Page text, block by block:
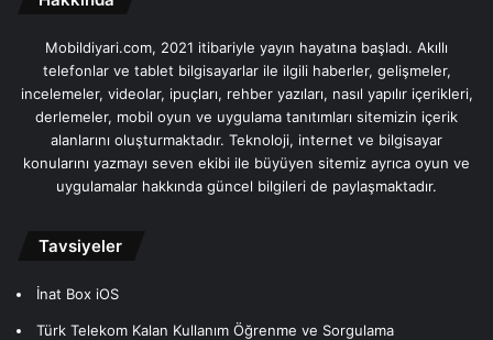
Mobildiyari.com, 2021 itibariyle yayın hayatına başladı. Akıllı
telefonlar ve tablet bilgisayarlar ile ilgili haberler, gelişmeler,
incelemeler, videolar, ipuçları, rehber yazıları, nasıl yapılır içerikleri,
derlemeler, mobil oyun ve uygulama tanıtımları sitemizin içerik
alanlarını oluşturmaktadır. Teknoloji, internet ve bilgisayar
konularını yazmayı seven ekibi ile büyüyen sitemiz ayrıca oyun ve
uygulamalar hakkında güncel bilgileri de paylaşmaktadır.
Tavsiyeler
İnat Box iOS
Türk Telekom Kalan Kullanım Öğrenme ve Sorgulama